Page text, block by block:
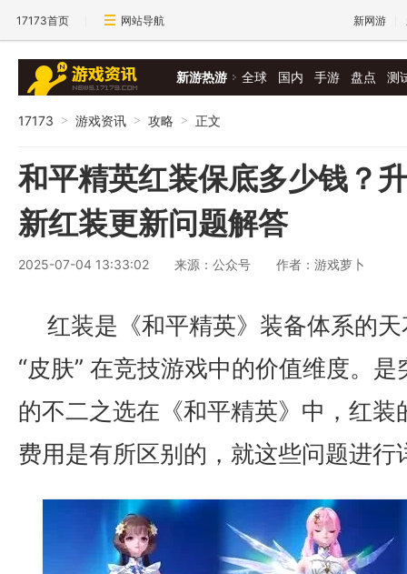
17173首页 网站导航 新网游
新游热游 全球 国内 手游 盘点 测
17173 > 游戏资讯 > 攻略 > 正文
和平精英红装保底多少钱？
新红装更新问题解答
2025-07-04 13:33:02 来源：公众号 作者：游戏萝卜
红装是《和平精英》装备体系的
“皮肤” 在竞技游戏中的价值维度。
的不二之选在《和平精英》中，红装
费用是有所区别的，就这些问题进行